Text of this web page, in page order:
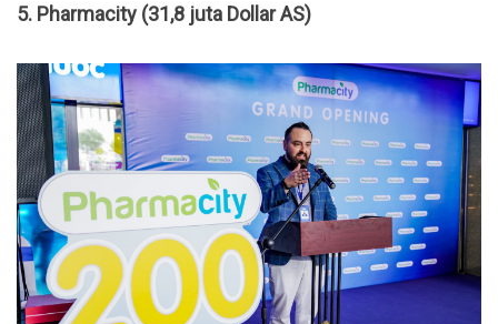
5. Pharmacity (31,8 juta Dollar AS)